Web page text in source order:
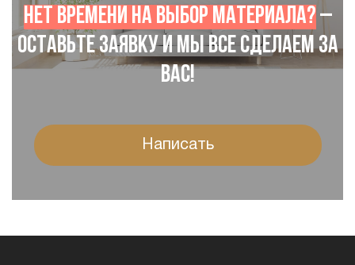
Нет времени на выбор материала?–
Оставьте заявку и мы все сделаем за
Вас!
Написать